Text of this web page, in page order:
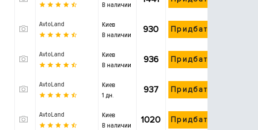
В наличии
AvtoLand
Киев
В наличии
930 Придбати
AvtoLand
Киев
В наличии
936 Придбати
AvtoLand
Киев
1 дн.
937 Придбати
AvtoLand
Киев
В наличии
1020 Придбати